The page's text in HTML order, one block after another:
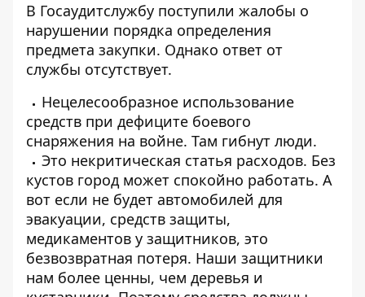
В Госаудитслужбу поступили жалобы о
нарушении порядка определения
предмета закупки. Однако ответ от
службы отсутствует.
Нецелесообразное использование
средств при дефиците боевого
снаряжения на войне. Там гибнут люди.
Это некритическая статья расходов. Без
кустов город может спокойно работать. А
вот если не будет автомобилей для
эвакуации, средств защиты,
медикаментов у защитников, это
безвозвратная потеря. Наши защитники
нам более ценны, чем деревья и